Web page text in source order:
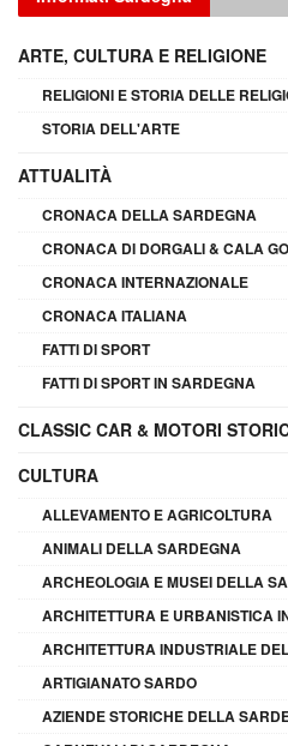
ARTE, CULTURA E RELIGIONE
RELIGIONI E STORIA DELLE
STORIA DELL'ARTE
ATTUALITÀ
CRONACA DELLA SARDEGNA
CRONACA DI DORGALI & CALA
CRONACA INTERNAZIONALE
CRONACA ITALIANA
FATTI DI SPORT
FATTI DI SPORT IN SARDEGNA
CLASSIC CAR & MOTORI
CULTURA
ALLEVAMENTO E AGRICOLTURA
ANIMALI DELLA SARDEGNA
ARCHEOLOGIA E MUSEI DELLA
ARCHITETTURA E URBANISTICA
ARCHITETTURA INDUSTRIALE
ARTIGIANATO SARDO
AZIENDE STORICHE DELLA